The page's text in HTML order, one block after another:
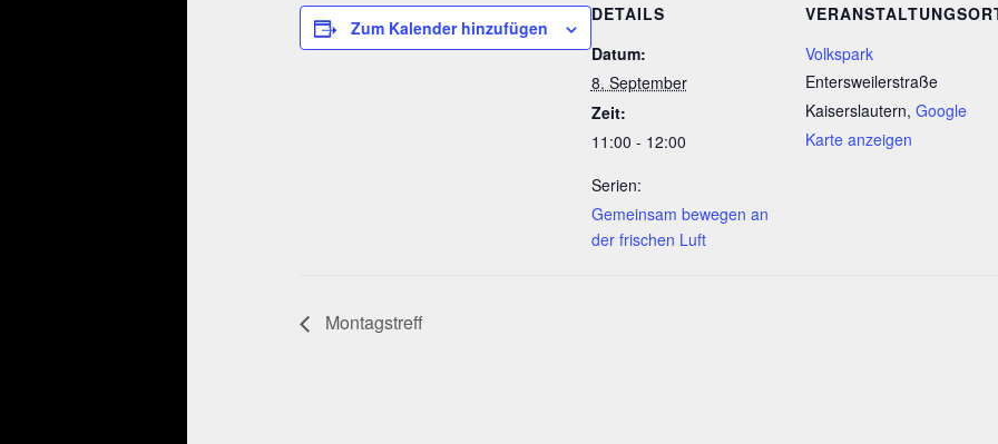
Zum Kalender hinzufügen
DETAILS
Datum:
8. September
Zeit:
11:00 - 12:00
Serien:
Gemeinsam bewegen an
der frischen Luft
Volkspark
Entersweilerstraße
Kaiserslautern, Google
Karte anzeigen
Montagstreff